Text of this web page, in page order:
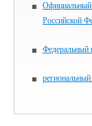
Официальный
Российской
Федеральный